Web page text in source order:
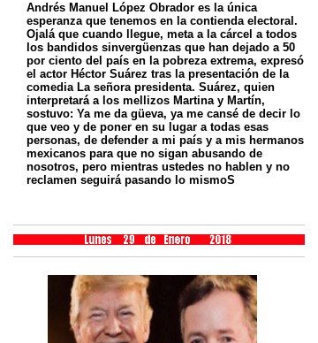
Andrés Manuel López Obrador es la única
esperanza que tenemos en la contienda electoral.
Ojalá que cuando llegue, meta a la cárcel a todos
los bandidos sinvergüenzas que han dejado a 50
por ciento del país en la pobreza extrema, expresó
el actor Héctor Suárez tras la presentación de la
comedia La señora presidenta. Suárez, quien
interpretará a los mellizos Martina y Martín,
sostuvo: Ya me da güeva, ya me cansé de decir lo
que veo y de poner en su lugar a todas esas
personas, de defender a mi país y a mis hermanos
mexicanos para que no sigan abusando de
nosotros, pero mientras ustedes no hablen y no
reclamen seguirá pasando lo mismoS